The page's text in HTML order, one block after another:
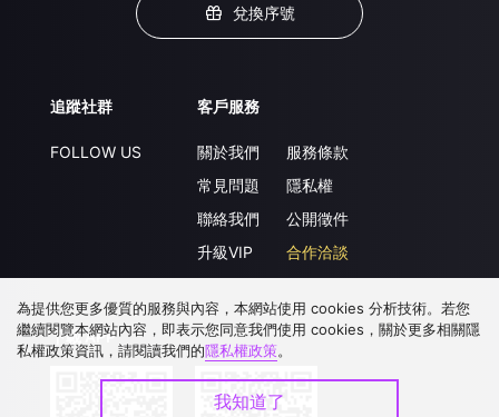
兌換序號
追蹤社群
FOLLOW US
客戶服務
關於我們
常見問題
聯絡我們
升級VIP
服務條款
隱私權
公開徵件
合作洽談
下載 APP
為提供您更多優質的服務與內容，本網站使用 cookies 分析技術。若您
繼續閱覽本網站內容，即表示您同意我們使用 cookies，關於更多相關隱
私權政策資訊，請閱讀我們的隱私權政策。
我知道了